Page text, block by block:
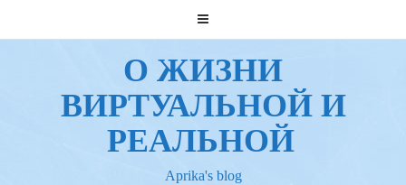
О ЖИЗНИ
ВИРТУАЛЬНОЙ И
РЕАЛЬНОЙ
Aprika's blog